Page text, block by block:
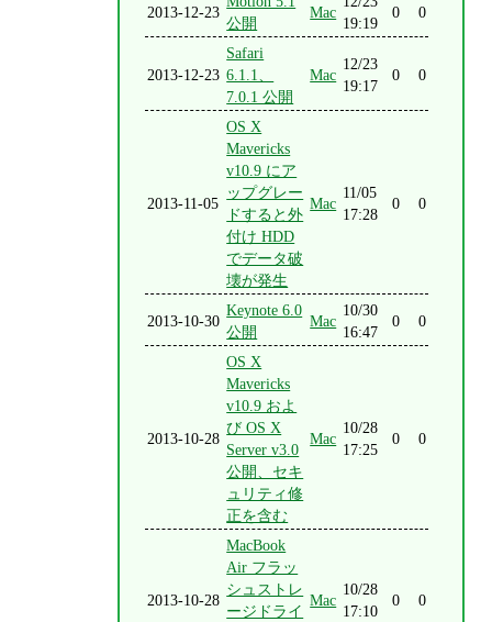
2013-12-23
公開
Mac
19:19
0 0
2013-12-23
Safari
6.1.1、
7.0.1 公開
Mac
12/23
19:17
0 0
2013-11-05
OS X
Mavericks
v10.9 にア
ップグレー
ドすると外
付け HDD
でデータ破
壊が発生
Mac
11/05
17:28
0 0
2013-10-30
Keynote 6.0
公開
Mac
10/30
16:47
0 0
2013-10-28
OS X
Mavericks
v10.9 およ
び OS X
Server v3.0
公開、セキ
ュリティ修
正を含む
Mac
10/28
17:25
0 0
2013-10-28
MacBook
Air フラッ
シュストレ
ージドライ
Mac
10/28
17:10
0 0